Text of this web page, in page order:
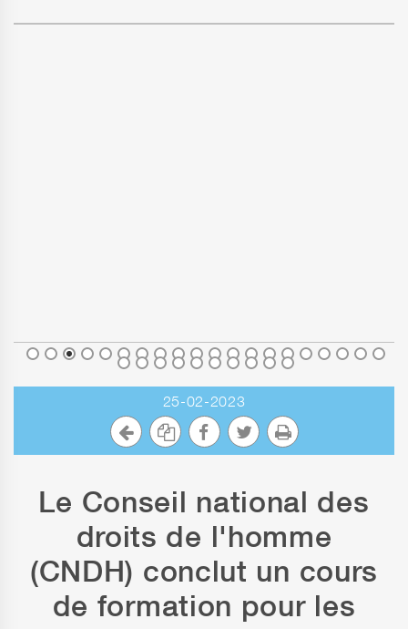
25-02-2023
Le Conseil national des
droits de l'homme
(CNDH) conclut un cours
de formation pour les